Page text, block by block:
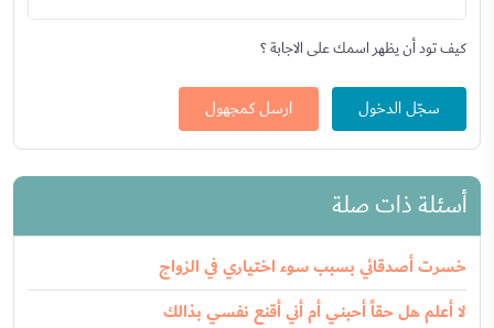
كيف تود أن يظهر اسمك على الاجابة ؟
سجّل الدخول ارسل كمجهول
أسئلة ذات صلة
خسرت أصدقائي بسبب سوء اختياري في الزواج
لا أعلم هل حقاً أحبني أم أني أقنع نفسي بذالك